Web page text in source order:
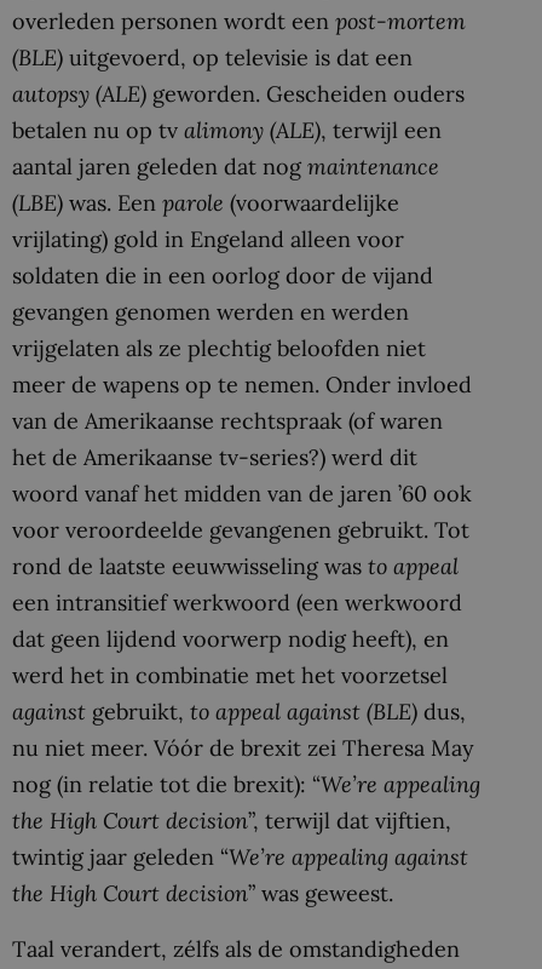
overleden personen wordt een post-mortem
(BLE) uitgevoerd, op televisie is dat een
autopsy (ALE) geworden. Gescheiden ouders
betalen nu op tv alimony (ALE), terwijl een
aantal jaren geleden dat nog maintenance
(LBE) was. Een parole (voorwaardelijke
vrijlating) gold in Engeland alleen voor
soldaten die in een oorlog door de vijand
gevangen genomen werden en werden
vrijgelaten als ze plechtig beloofden niet
meer de wapens op te nemen. Onder invloed
van de Amerikaanse rechtspraak (of waren
het de Amerikaanse tv-series?) werd dit
woord vanaf het midden van de jaren ’60 ook
voor veroordeelde gevangenen gebruikt. Tot
rond de laatste eeuwwisseling was to appeal
een intransitief werkwoord (een werkwoord
dat geen lijdend voorwerp nodig heeft), en
werd het in combinatie met het voorzetsel
against gebruikt, to appeal against (BLE) dus,
nu niet meer. Vóór de brexit zei Theresa May
nog (in relatie tot die brexit): “We’re appealing
the High Court decision”, terwijl dat vijftien,
twintig jaar geleden “We’re appealing against
the High Court decision” was geweest.
Taal verandert, zélfs als de omstandigheden